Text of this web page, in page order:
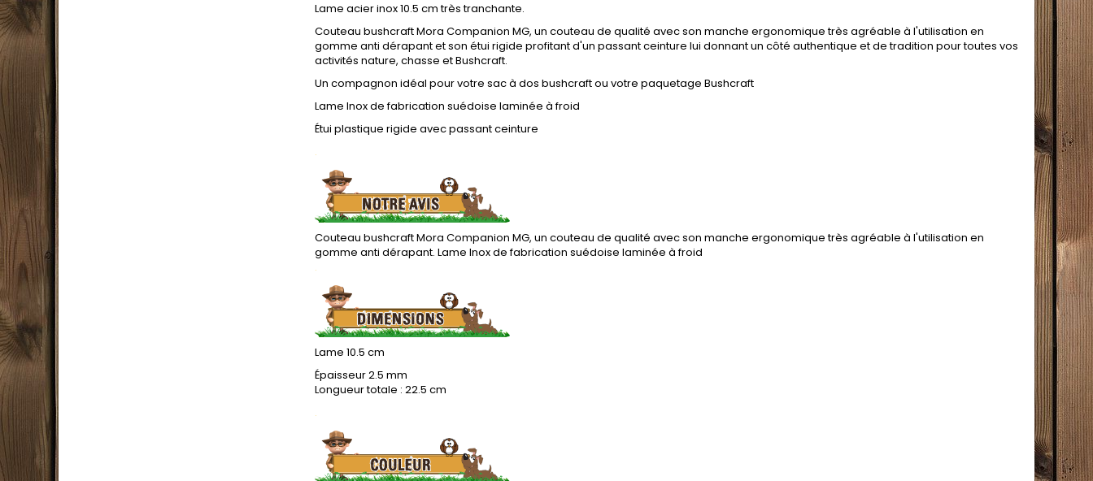
Lame acier inox 10.5 cm très tranchante.
Couteau bushcraft Mora Companion MG, un couteau de qualité avec son manche ergonomique très agréable à l'utilisation en
gomme anti dérapant et son étui rigide profitant d'un passant ceinture lui donnant un côté authentique et de tradition pour toutes vos
activités nature, chasse et Bushcraft.
Un compagnon idéal pour votre sac à dos bushcraft ou votre paquetage Bushcraft
Lame Inox de fabrication suédoise laminée à froid
Étui plastique rigide avec passant ceinture
.
Couteau bushcraft Mora Companion MG, un couteau de qualité avec son manche ergonomique très agréable à l'utilisation en
gomme anti dérapant. Lame Inox de fabrication suédoise laminée à froid
.
Lame 10.5 cm
Épaisseur 2.5 mm
Longueur totale : 22.5 cm
.